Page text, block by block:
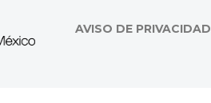
AVISO DE PRIVACIDAD